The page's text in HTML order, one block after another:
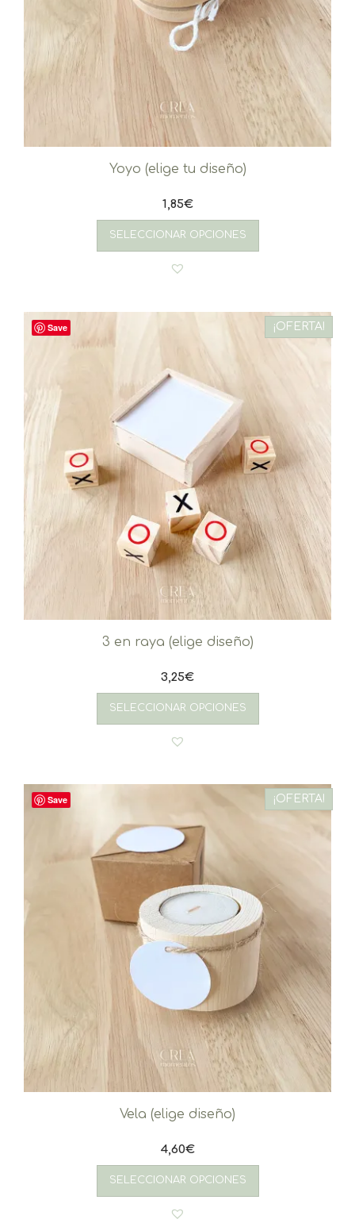
Yoyo (elige tu diseño)
1,85€
SELECCIONAR OPCIONES
Save ¡OFERTA!
3 en raya (elige diseño)
3,25€
SELECCIONAR OPCIONES
Save ¡OFERTA!
Vela (elige diseño)
4,60€
SELECCIONAR OPCIONES